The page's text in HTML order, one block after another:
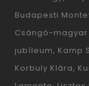
Budapesti
Csángó-
jubíleum Kamp
Korbuly Klára